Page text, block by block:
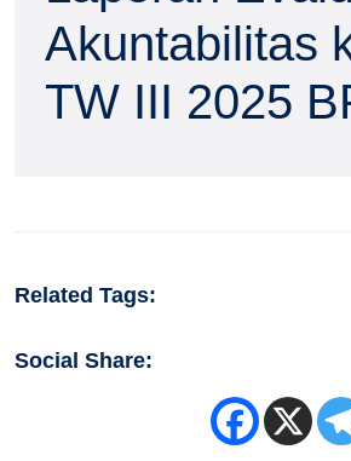
Akuntabilitas
TW III 2025
Related Tags:
Social Share: